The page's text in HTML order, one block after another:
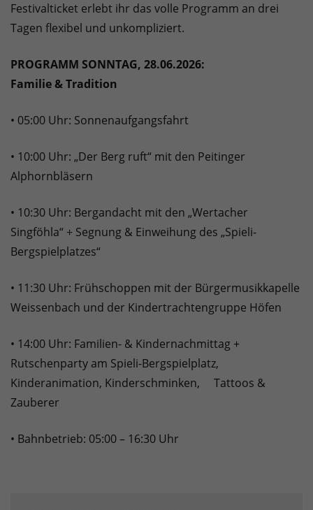
Festivalticket erlebt ihr das volle Programm an drei
Tagen flexibel und unkompliziert.
PROGRAMM SONNTAG, 28.06.2026:
Familie & Tradition
• 05:00 Uhr: Sonnenaufgangsfahrt
• 10:00 Uhr: „Der Berg ruft“ mit den Peitinger
Alphornbläsern
• 10:30 Uhr: Bergandacht mit den „Wertacher
Singföhla“ + Segnung & Einweihung des „Spieli-
Bergspielplatzes“
• 11:30 Uhr: Frühschoppen mit der Bürgermusikkapelle
Weissenbach und der Kindertrachtengruppe Höfen
• 14:00 Uhr: Familien- & Kindernachmittag +
Rutschenparty am Spieli-Bergspielplatz,
Kinderanimation, Kinderschminken, Tattoos &
Zauberer
• Bahnbetrieb: 05:00 – 16:30 Uhr